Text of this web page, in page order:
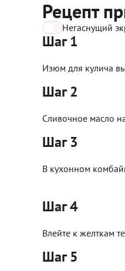
Рецепт
Негаснущий
Шаг 1
Изюм для кулича
Шаг 2
Сливочное масло
Шаг 3
В кухонном
Шаг 4
Влейте к желткам
Шаг 5